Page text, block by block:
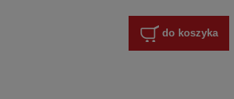
do koszyka